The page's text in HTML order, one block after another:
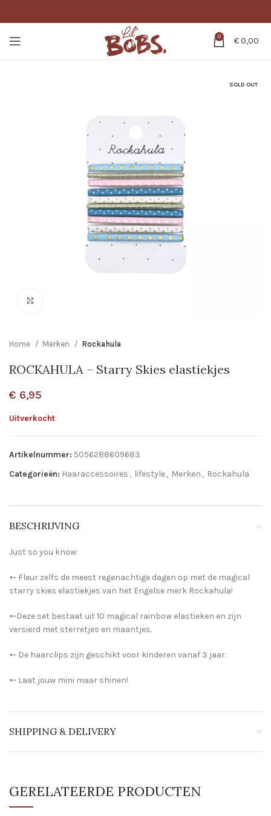
0 €0,00
SOLD OUT
Home Merken Rockahula
ROCKAHULA – Starry Skies elastiekjes
€ 6,95
Uitverkocht
Artikelnummer: 5056288609683
Categorieën: Haaraccessoires , lifestyle, Merken , Rockahula
BESCHRIJVING
Just so you know:
➵ Fleur zelfs de meest regenachtige dagen op met de magical
starry skies elastiekjes van het Engelse merk Rockahula!
➵Deze set bestaat uit 10 magical rainbow elastieken en zijn
versierd met sterretjes en maantjes.
➵ De haarclips zijn geschikt voor kinderen vanaf 3 jaar.
➵ Laat jouw mini maar shinen!
SHIPPING & DELIVERY
GERELATEERDE PRODUCTEN